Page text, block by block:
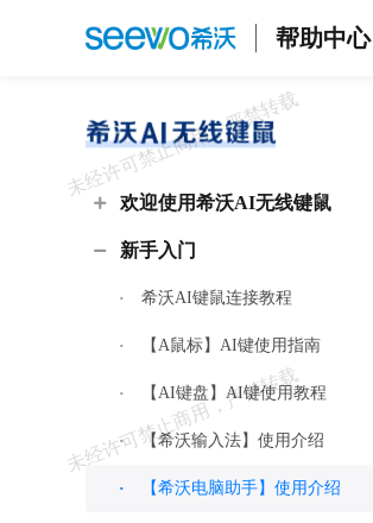
帮助中心
欢迎使用希沃AI无线键鼠
新手入门
希沃AI键鼠连接教程
【A鼠标】AI键使用指南
【AI键盘】AI键使用教程
【希沃输入法】使用介绍
【希沃电脑助手】使用介绍